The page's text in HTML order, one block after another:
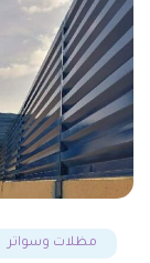
مظلات وسواتر